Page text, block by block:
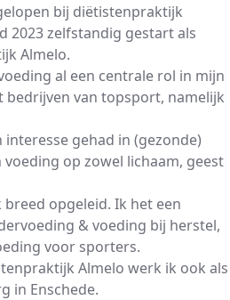
bij diëtistenpraktijk
2023 zelfstandig gestart als
Almelo.
al een centrale rol in mijn
bedrijven van topsport, namelijk
gehad in (gezonde)
op zowel lichaam, geest
opgeleid. Ik het een
& voeding bij herstel,
voor sporters.
Almelo werk ik ook als
in Enschede.